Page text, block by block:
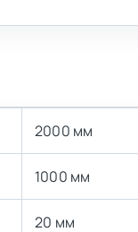
2000 мм
1000 мм
20 мм